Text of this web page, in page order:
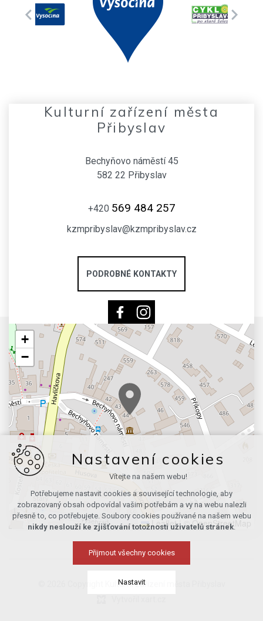
Kulturní zařízení města
Přibyslav
Bechyňovo náměstí 45
582 22 Přibyslav
+420 569 484 257
kzmpribyslav@kzmpribyslav.cz
PODROBNÉ KONTAKTY
+
−
Leaflet | © OpenStreetMap
© 2026 Copyright Kulturní zařízení města Přibyslav
Nastavení cookies
Vítejte na našem webu!
Potřebujeme nastavit cookies a související technologie, aby
zobrazovaný obsah odpovídal vašim potřebám a vy na webu nalezli
přesně to, co potřebujete. Soubory cookies používané na našem webu
nikdy neslouží ke zjišťování totožnosti uživatelů stránek.
Přijmout všechny cookies
Nastavit